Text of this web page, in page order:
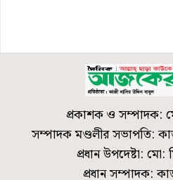
প্রকাশক ও সম্পাদক:
সম্পাদক মণ্ডলীর সভাপতি:
প্রধান উপদেষ্টা:
প্রধান সম্পাদক: